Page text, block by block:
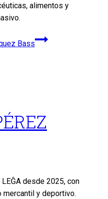
alimentos y
Bass
desde 2025, con
mercantil y deportivo.